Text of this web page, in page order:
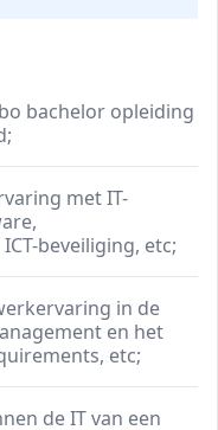
bachelor opleiding
met IT-
beveiliging, etc;
in de
en het
etc;
de IT van een